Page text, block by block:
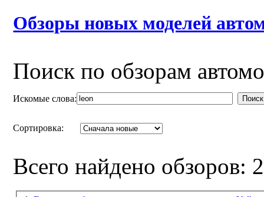
Обзоры новых моделей
Поиск по обзорам
Искомые слова:
Сортировка:
Всего найдено обзоров: 2